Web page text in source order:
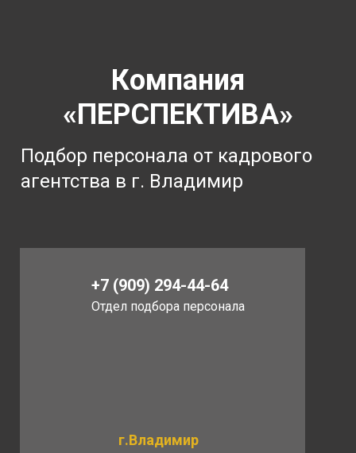
Отдел подбора персонала
+7 (909) 294-44-64
г.Владимир
Подбор персонала от кадрового
агентства в г. Владимир
Компания
«ПЕРСПЕКТИВА»